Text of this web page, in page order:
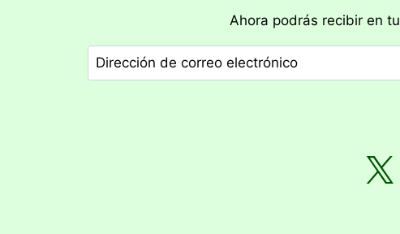
Ahora podrás recibir en
Dirección
de